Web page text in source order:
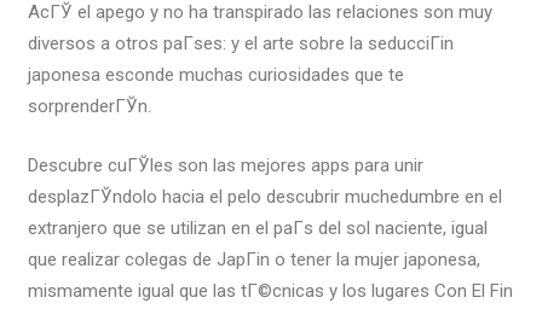
AcГЎ el apego y no ha transpirado las relaciones son muy
diversos a otros paГ­ses: y el arte sobre la seducciГіn
japonesa esconde muchas curiosidades que te
sorprenderГЎn.
Descubre cuГЎles son las mejores apps para unir
desplazГЎndolo hacia el pelo descubrir muchedumbre en el
extranjero que se utilizan en el paГ­s del sol naciente, igual
que realizar colegas de JapГіn o tener la mujer japonesa,
mismamente igual que las tГ©cnicas y los lugares Con El Fin